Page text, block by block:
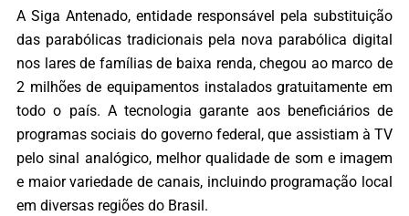
A Siga Antenado, entidade responsável pela substituição
das parabólicas tradicionais pela nova parabólica digital
nos lares de famílias de baixa renda, chegou ao marco de
2 milhões de equipamentos instalados gratuitamente em
todo o país. A tecnologia garante aos beneficiários de
programas sociais do governo federal, que assistiam à TV
pelo sinal analógico, melhor qualidade de som e imagem
e maior variedade de canais, incluindo programação local
em diversas regiões do Brasil.